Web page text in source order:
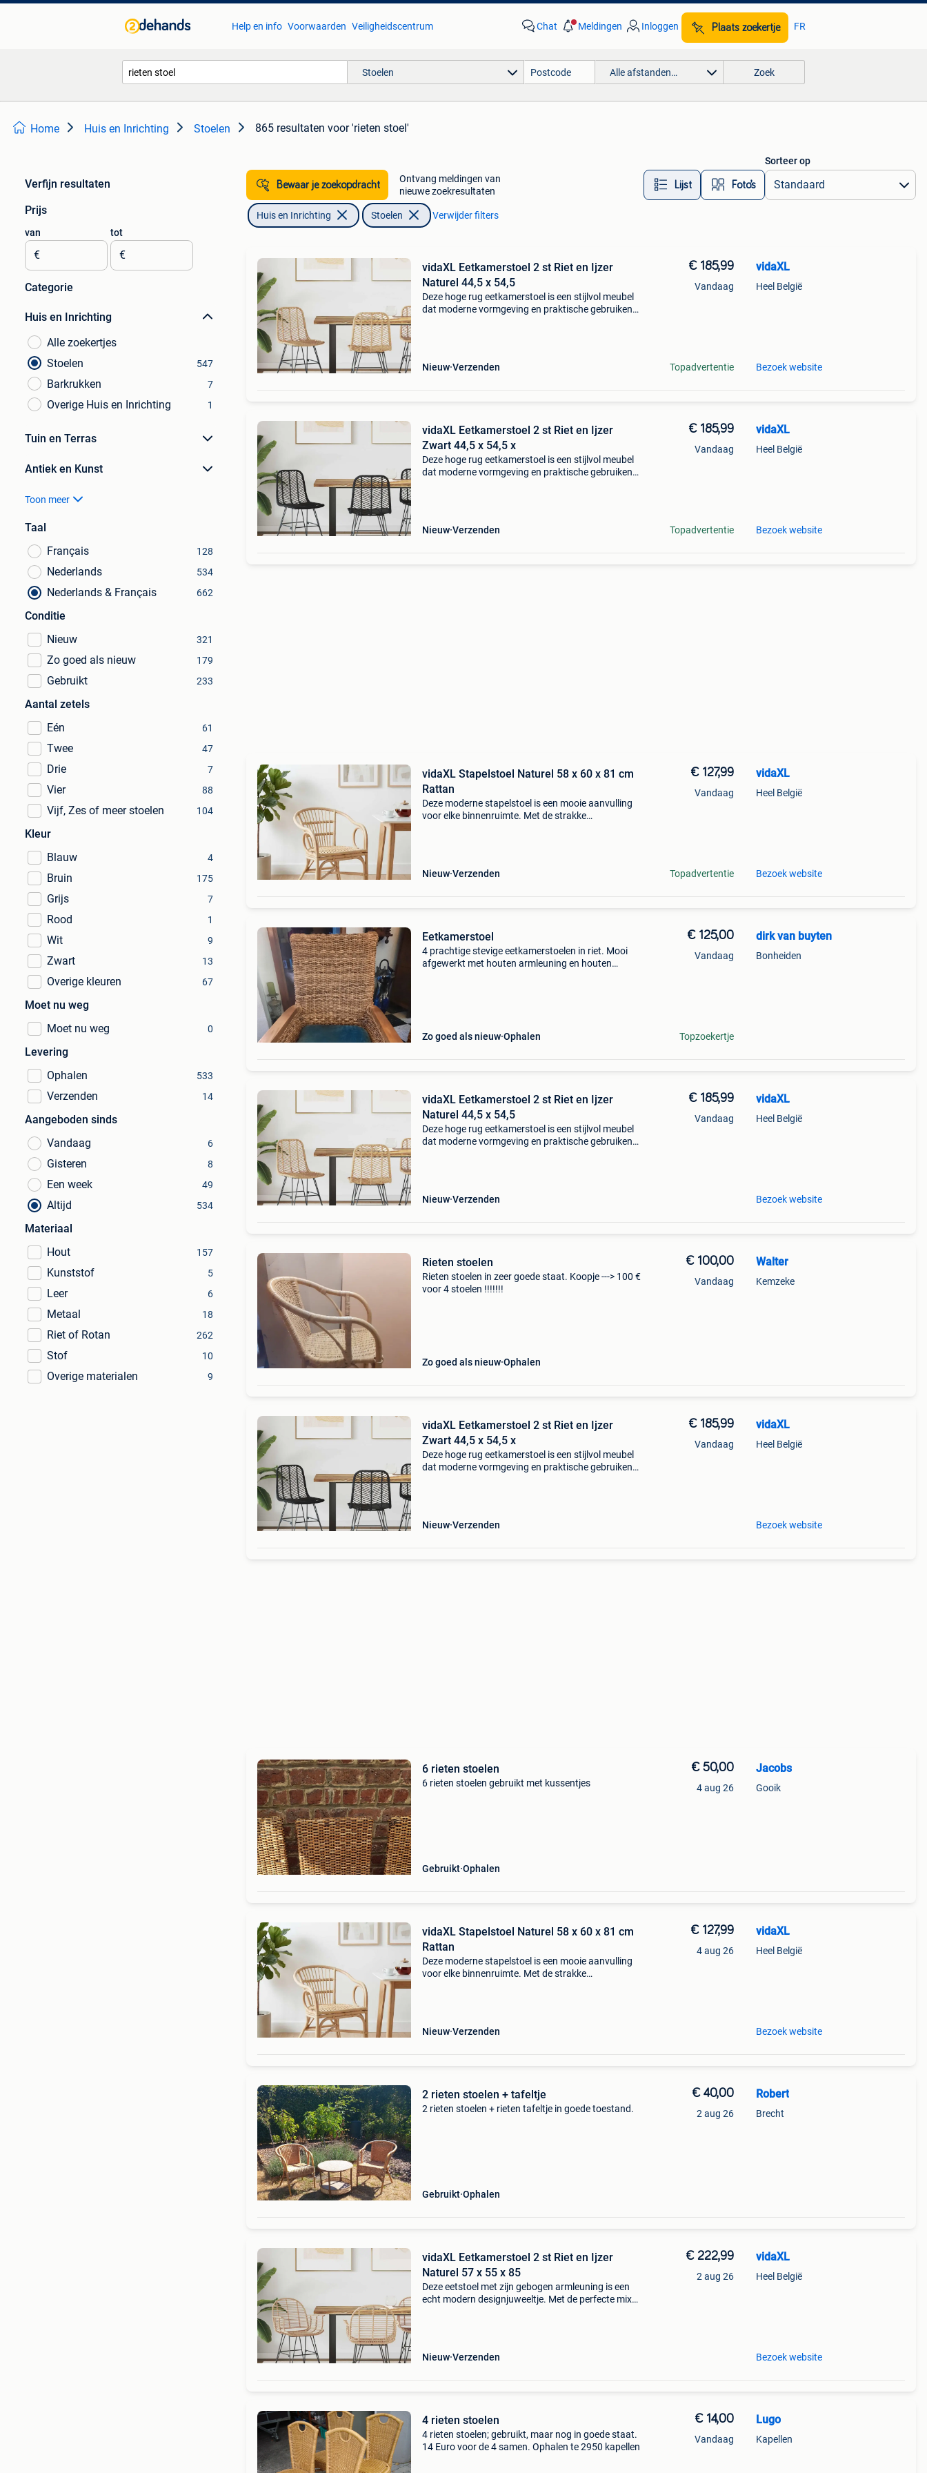
Help en info Voorwaarden Veiligheidscentrum Chat Meldingen Inloggen Plaats zoekertje FR
Stoelen Alle afstanden… Zoek
Home Huis en Inrichting Stoelen 865 resultaten voor 'rieten stoel'
Verfijn resultaten
Prijs
van
€
tot
€
Categorie
Huis en Inrichting
Alle zoekertjes
Stoelen
547
Barkrukken 7
Overige Huis en Inrichting 1
Tuin en Terras
Antiek en Kunst
Toon meer
Taal
Français
128
Nederlands 534
Nederlands & Français 662
Conditie
Nieuw
321
Zo goed als nieuw 179
Gebruikt 233
Aantal zetels
Eén
61
Twee 47
Drie 7
Vier 88
Vijf, Zes of meer stoelen 104
Kleur
Blauw
4
Bruin 175
Grijs 7
Rood 1
Wit 9
Zwart 13
Overige kleuren 67
Moet nu weg
Moet nu weg
0
Levering
Ophalen
533
Verzenden 14
Aangeboden sinds
Vandaag
6
Gisteren 8
Een week 49
Altijd 534
Materiaal
Hout
157
Kunststof 5
Leer 6
Metaal 18
Riet of Rotan 262
Stof 10
Overige materialen 9
Bewaar je zoekopdracht
Ontvang meldingen van
nieuwe zoekresultaten
Lijst Foto’s
Sorteer op
Huis en Inrichting Stoelen Verwijder filters
vidaXL Eetkamerstoel 2 st Riet en Ijzer
Naturel 44,5 x 54,5
Deze hoge rug eetkamerstoel is een stijlvol meubel
dat moderne vormgeving en praktische gebruiken
Nieuw Verzenden
€ 185,99
Vandaag
Topadvertentie
vidaXL
Heel België
Bezoek website
vidaXL Eetkamerstoel 2 st Riet en Ijzer
Zwart 44,5 x 54,5 x
Deze hoge rug eetkamerstoel is een stijlvol meubel
dat moderne vormgeving en praktische gebruiken
Nieuw Verzenden
€ 185,99
Vandaag
Topadvertentie
vidaXL
Heel België
Bezoek website
vidaXL Stapelstoel Naturel 58 x 60 x 81 cm
Rattan
Deze moderne stapelstoel is een mooie aanvulling
voor elke binnenruimte. Met de strakke
Nieuw Verzenden
€ 127,99
Vandaag
Topadvertentie
vidaXL
Heel België
Bezoek website
Eetkamerstoel
4 prachtige stevige eetkamerstoelen in riet. Mooi
afgewerkt met houten armleuning en houten
Zo goed als nieuw Ophalen
€ 125,00
Vandaag
Topzoekertje
dirk van buyten
Bonheiden
vidaXL Eetkamerstoel 2 st Riet en Ijzer
Naturel 44,5 x 54,5
Deze hoge rug eetkamerstoel is een stijlvol meubel
dat moderne vormgeving en praktische gebruiken
Nieuw Verzenden
€ 185,99
Vandaag
vidaXL
Heel België
Bezoek website
Rieten stoelen
Rieten stoelen in zeer goede staat. Koopje ---> 100 €
voor 4 stoelen !!!!!!!
Zo goed als nieuw Ophalen
€ 100,00
Vandaag
Walter
Kemzeke
vidaXL Eetkamerstoel 2 st Riet en Ijzer
Zwart 44,5 x 54,5 x
Deze hoge rug eetkamerstoel is een stijlvol meubel
dat moderne vormgeving en praktische gebruiken
Nieuw Verzenden
€ 185,99
Vandaag
vidaXL
Heel België
Bezoek website
6 rieten stoelen
6 rieten stoelen gebruikt met kussentjes
Gebruikt Ophalen
€ 50,00
4 aug 26
Jacobs
Gooik
vidaXL Stapelstoel Naturel 58 x 60 x 81 cm
Rattan
Deze moderne stapelstoel is een mooie aanvulling
voor elke binnenruimte. Met de strakke
Nieuw Verzenden
€ 127,99
4 aug 26
vidaXL
Heel België
Bezoek website
2 rieten stoelen + tafeltje
2 rieten stoelen + rieten tafeltje in goede toestand.
Gebruikt Ophalen
€ 40,00
2 aug 26
Robert
Brecht
vidaXL Eetkamerstoel 2 st Riet en Ijzer
Naturel 57 x 55 x 85
Deze eetstoel met zijn gebogen armleuning is een
echt modern designjuweeltje. Met de perfecte mix
Nieuw Verzenden
€ 222,99
2 aug 26
vidaXL
Heel België
Bezoek website
4 rieten stoelen
4 rieten stoelen; gebruikt, maar nog in goede staat.
14 Euro voor de 4 samen. Ophalen te 2950 kapellen
€ 14,00
Vandaag
Lugo
Kapellen